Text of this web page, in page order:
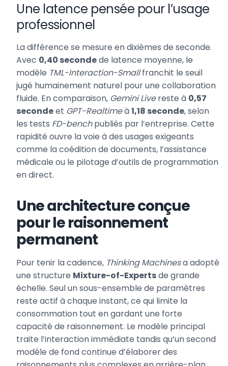
Une latence pensée pour l’usage
professionnel
La différence se mesure en dixièmes de seconde.
Avec 0,40 secondede latence moyenne, le
modèle TML-Interaction-Smallfranchit le seuil
jugé humainement naturel pour une collaboration
fluide. En comparaison, Gemini Livereste à 0,57
secondeet GPT-Realtimeà1,18 seconde, selon
les tests FD-benchpubliés par l’entreprise. Cette
rapidité ouvre la voie à des usages exigeants
comme la coédition de documents, l’assistance
médicale ou le pilotage d’outils de programmation
en direct.
Une architecture conçue
pour le raisonnement
permanent
Pour tenir la cadence, Thinking Machinesa adopté
une structure Mixture-of-Expertsde grande
échelle. Seul un sous-ensemble de paramètres
reste actif à chaque instant, ce qui limite la
consommation tout en gardant une forte
capacité de raisonnement. Le modèle principal
traite l’interaction immédiate tandis qu’un second
modèle de fond continue d’élaborer des